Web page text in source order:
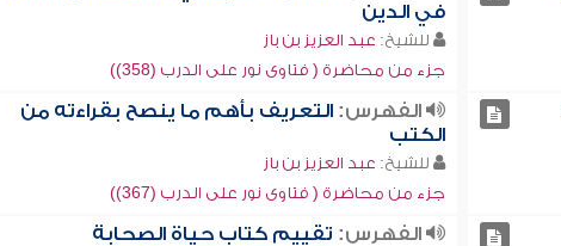
في الدين
للشيخ: عبد العزيز بن باز
جزء من محاضرة ( فتاوى نور على الدرب (358))
الفهرس: التعريف بأهم ما ينصح بقراءته من
الكتب
للشيخ: عبد العزيز بن باز
جزء من محاضرة ( فتاوى نور على الدرب (367))
الفهرس: تقييم كتاب حياة الصحابة